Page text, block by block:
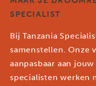
SPECIALIST
Bij Tanzania
samenstellen. Onze
aanpasbaar aan
specialisten werken